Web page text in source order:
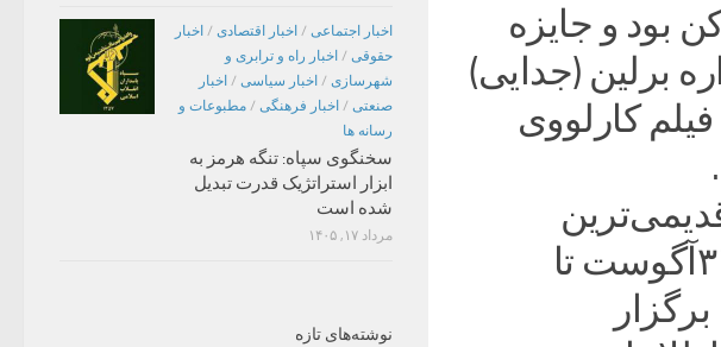
بود و جایزه
برلین (جدایی)
کارلووی
جشنواره سینمایی جهان، از تاریخ ۳۱آگوست تا
برگزار
اخبار اجتماعی / اخبار اقتصادی / اخبار
حقوقی / اخبار راه و ترابری و
شهرسازی / اخبار سیاسی / اخبار
صنعتی / اخبار فرهنگی / مطبوعات و
رسانه ها
سخنگوی سپاه: تنگه هرمز به
ابزار استراتژیک قدرت تبدیل
شده است
مرداد ۱۷, ۱۴۰۵
نوشته‌های تازه